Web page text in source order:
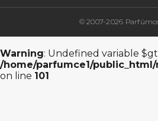
© 2007-2026
Warning: Undefined variable
/home/parfumce1/
on line 101